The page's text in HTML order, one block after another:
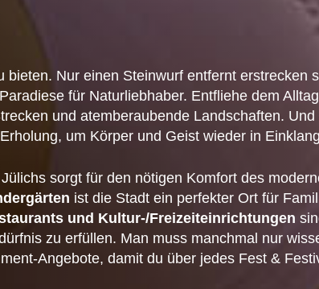
bieten. Nur einen Steinwurf entfernt erstrecken
für Naturliebhaber. Entfliehe dem
und atemberaubende Landschaften.
um Körper und Geist wieder in
sorgt für den nötigen Komfort des
ist die Stadt ein perfekter Ort für
und Kultur-/Freizeiteinrichtungen
zu erfüllen. Man muss manchmal nur
Angebote, damit du über jedes Fest &